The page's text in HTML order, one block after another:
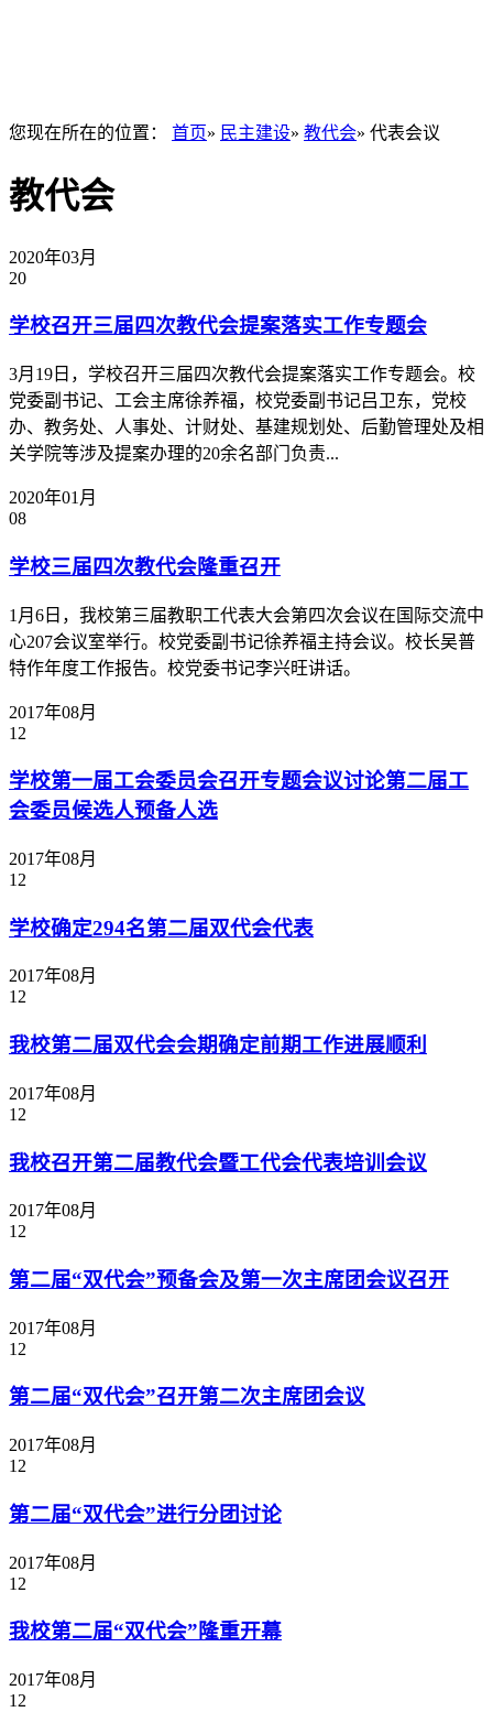
您现在所在的位置： 首页» 民主建设» 教代会» 代表会议
教代会
2020年03月
20
学校召开三届四次教代会提案落实工作专题会
3月19日，学校召开三届四次教代会提案落实工作专题会。校
党委副书记、工会主席徐养福，校党委副书记吕卫东，党校
办、教务处、人事处、计财处、基建规划处、后勤管理处及相
关学院等涉及提案办理的20余名部门负责...
2020年01月
08
学校三届四次教代会隆重召开
1月6日，我校第三届教职工代表大会第四次会议在国际交流中
心207会议室举行。校党委副书记徐养福主持会议。校长吴普
特作年度工作报告。校党委书记李兴旺讲话。
2017年08月
12
学校第一届工会委员会召开专题会议讨论第二届工
会委员候选人预备人选
2017年08月
12
学校确定294名第二届双代会代表
2017年08月
12
我校第二届双代会会期确定前期工作进展顺利
2017年08月
12
我校召开第二届教代会暨工代会代表培训会议
2017年08月
12
第二届“双代会”预备会及第一次主席团会议召开
2017年08月
12
第二届“双代会”召开第二次主席团会议
2017年08月
12
第二届“双代会”进行分团讨论
2017年08月
12
我校第二届“双代会”隆重开幕
2017年08月
12